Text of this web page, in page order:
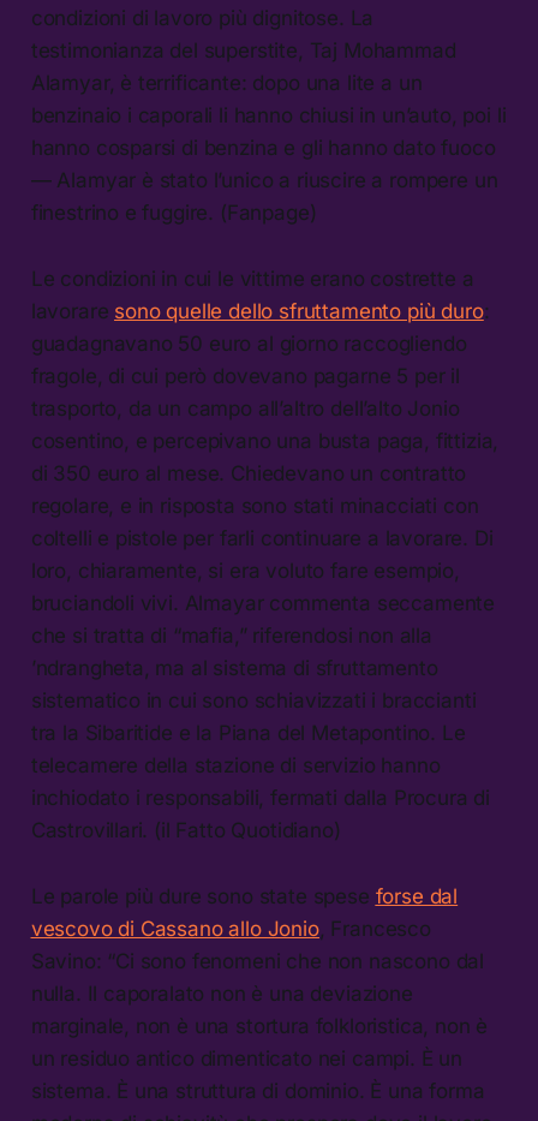
condizioni di lavoro più dignitose. La
testimonianza del superstite, Taj Mohammad
Alamyar, è terrificante: dopo una lite a un
benzinaio i caporali li hanno chiusi in un’auto, poi li
hanno cosparsi di benzina e gli hanno dato fuoco
— Alamyar è stato l’unico a riuscire a rompere un
finestrino e fuggire. (Fanpage)
Le condizioni in cui le vittime erano costrette a
lavorare sono quelle dello sfruttamento più duro:
guadagnavano 50 euro al giorno raccogliendo
fragole, di cui però dovevano pagarne 5 per il
trasporto, da un campo all’altro dell’alto Jonio
cosentino, e percepivano una busta paga, fittizia,
di 350 euro al mese. Chiedevano un contratto
regolare, e in risposta sono stati minacciati con
coltelli e pistole per farli continuare a lavorare. Di
loro, chiaramente, si era voluto fare esempio,
bruciandoli vivi. Almayar commenta seccamente
che si tratta di “mafia,” riferendosi non alla
’ndrangheta, ma al sistema di sfruttamento
sistematico in cui sono schiavizzati i braccianti
tra la Sibaritide e la Piana del Metapontino. Le
telecamere della stazione di servizio hanno
inchiodato i responsabili, fermati dalla Procura di
Castrovillari. (il Fatto Quotidiano)
Le parole più dure sono state spese forse dal
vescovo di Cassano allo Jonio, Francesco
Savino: “Ci sono fenomeni che non nascono dal
nulla. Il caporalato non è una deviazione
marginale, non è una stortura folkloristica, non è
un residuo antico dimenticato nei campi. È un
sistema. È una struttura di dominio. È una forma